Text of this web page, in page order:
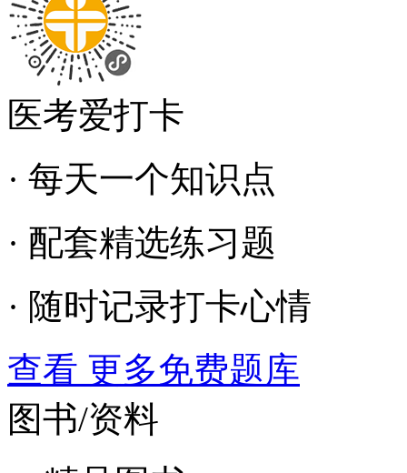
医考爱打卡
· 每天一个知识点
· 配套精选练习题
· 随时记录打卡心情
查看 更多免费题库
图书/资料